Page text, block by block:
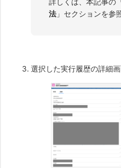
法」セクションを参
選択した実行履歴の詳細